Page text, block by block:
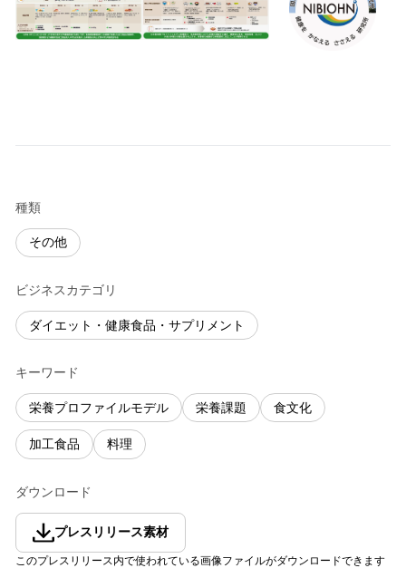
種類
その他
ビジネスカテゴリ
ダイエット・健康食品・サプリメント
キーワード
栄養プロファイルモデル 栄養課題 食文化
加工食品 料理
ダウンロード
プレスリリース素材
このプレスリリース内で使われている画像ファイルがダウンロードできます